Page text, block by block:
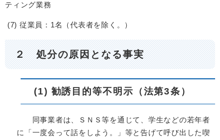
ティング業務
(7) 従業員：1名（代表者を除く。）
２ 処分の原因となる事実
(1) 勧誘目的等不明示（法第3条）
同事業者は、ＳＮＳ等を通じて、学生などの若年者
に「一度会って話をしよう。」等と告げて呼び出した喫